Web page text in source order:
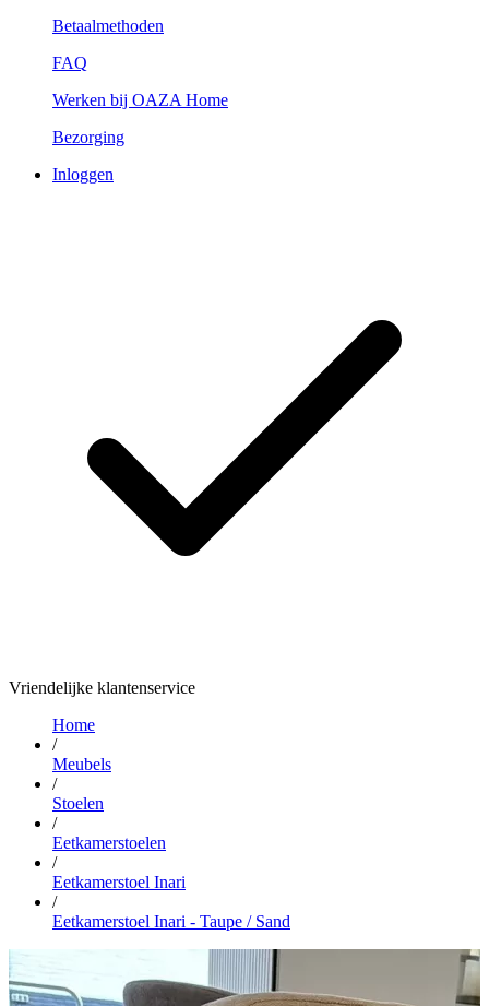
Betaalmethoden
FAQ
Werken bij OAZA Home
Bezorging
Inloggen
Vriendelijke klantenservice
Home
/
Meubels
/
Stoelen
/
Eetkamerstoelen
/
Eetkamerstoel Inari
/
Eetkamerstoel Inari - Taupe / Sand